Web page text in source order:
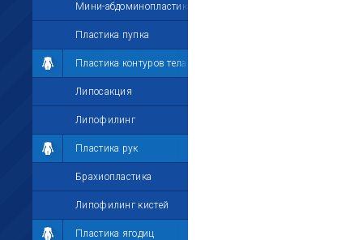
Мини-абдоминопластика
Пластика пупка
Пластика контуров тела
Липосакция
Липофилинг
Пластика рук
Брахиопластика
Липофилинг кистей
Пластика ягодиц